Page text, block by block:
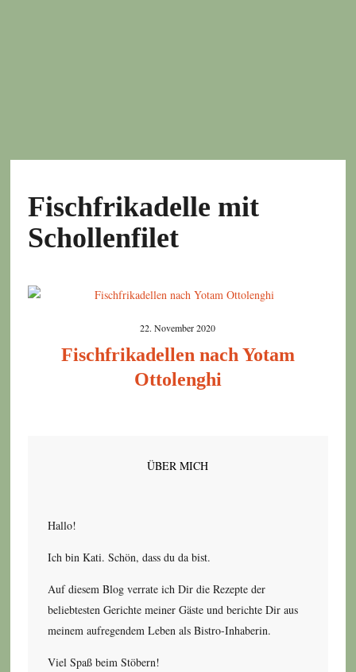
Fischfrikadelle mit
Schollenfilet
22. November 2020
Fischfrikadellen nach Yotam
Ottolenghi
ÜBER MICH
Hallo!
Ich bin Kati. Schön, dass du da bist.
Auf diesem Blog verrate ich Dir die Rezepte der
beliebtesten Gerichte meiner Gäste und berichte Dir aus
meinem aufregendem Leben als Bistro-Inhaberin.
Viel Spaß beim Stöbern!